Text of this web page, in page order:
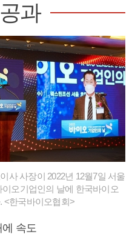
과
사 사장이 2022년 12월7일 서울
오기업인의 날에 한국바이오
<한국바이오협회>
속도